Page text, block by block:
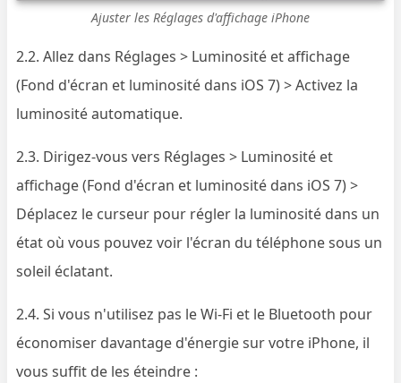
Ajuster les Réglages d'affichage iPhone
2.2. Allez dans Réglages > Luminosité et affichage
(Fond d'écran et luminosité dans iOS 7) > Activez la
luminosité automatique.
2.3. Dirigez-vous vers Réglages > Luminosité et
affichage (Fond d'écran et luminosité dans iOS 7) >
Déplacez le curseur pour régler la luminosité dans un
état où vous pouvez voir l'écran du téléphone sous un
soleil éclatant.
2.4. Si vous n'utilisez pas le Wi-Fi et le Bluetooth pour
économiser davantage d'énergie sur votre iPhone, il
vous suffit de les éteindre :